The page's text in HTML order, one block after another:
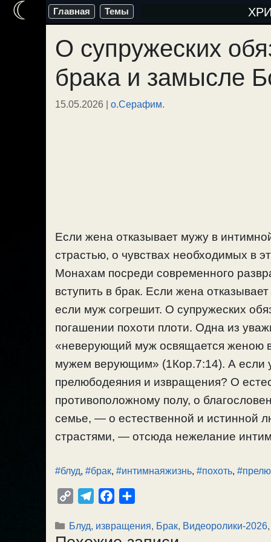
Перейти
содержимому
Главная Темы
О супружеских
брака и замысле
15.05.2026 | о.Серафим.
Если жена отказывает мужу в
страстью, о чувствах необходимых в
Монахам посреди современного
вступить в брак. Если жена
если муж согрешит. О супружеских
погашении похоти плоти. Одна из
«неверующий муж освящается женою
мужем верующим» (1Кор.7:14). А если
прелюбодеяния и извращения? О
противоположному полу, о
семье, — о естественной и истинной
страстями, — отсюда нежелание
#блуд, #брак, #интимнаяжизнь, #похоть,
p
c
п
Рубрики
Блуд, извращения, Брак, Видеоролики-2026,
☾